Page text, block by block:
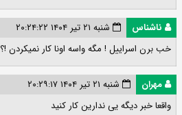
ناشناس
شنبه ۲۱ تیر ۱۴۰۴ ۲۰:۲۴:۲۲
خب برن اسراییل ! مگه واسه اونا کار نمیکردن !؟
مهران
شنبه ۲۱ تیر ۱۴۰۴ ۲۰:۲۹:۱۷
واقعا خبر دیگه یی ندارین کار کنید